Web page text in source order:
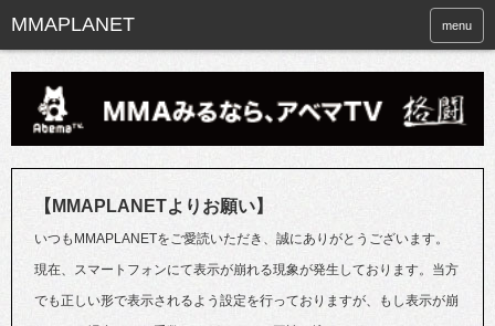
menu
【MMAPLANETよりお願い】
いつもMMAPLANETをご愛読いただき、誠にありがとうございます。
現在、スマートフォンにて表示が崩れる現象が発生しております。当方
でも正しい形で表示されるよう設定を行っておりますが、もし表示が崩